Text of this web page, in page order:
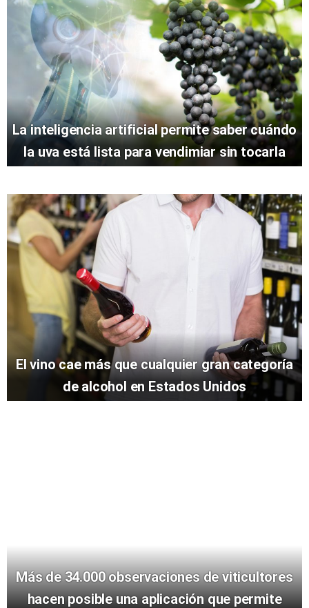
La inteligencia artificial permite saber cuándo
la uva está lista para vendimiar sin tocarla
El vino cae más que cualquier gran categoría
de alcohol en Estados Unidos
Más de 34.000 observaciones de viticultores
hacen posible una aplicación que permite